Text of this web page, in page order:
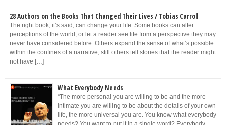
28 Authors on the Books That Changed Their Lives / Tobias Carroll
The right book, it’s said, can change your life. Some books can alter
perceptions of the world, or let a reader see life from a perspective they may
never have considered before. Others expand the sense of what’s possible
within the confines of a narrative; still others tell stories that the reader might
not have […]
What Everybody Needs
“The more personal you are willing to be and the more
intimate you are willing to be about the details of your own
life, the more universal you are. You know what everybody